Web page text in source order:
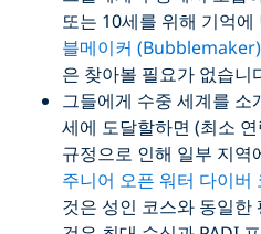
또는 10세를 위해 기억
블메이커 (Bubblemaker)
은 찾아볼 필요가 없습니
그들에게 수중 세계를 소
세에 도달할하면 (최소
규정으로 인해 일부 지역
주니어 오픈 워터 다이버
것은 성인 코스와 동일한